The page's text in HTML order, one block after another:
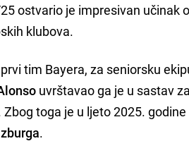
ostvario je impresivan učinak
klubova.
tim Bayera, za seniorsku
uvrštavao ga je u sastav
toga je u ljeto 2025.
.